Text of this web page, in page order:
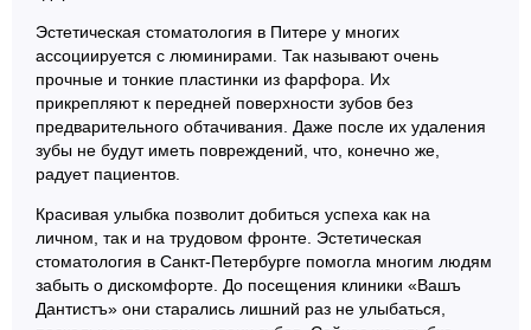
Эстетическая стоматология в Питере у многих
ассоциируется с люминирами. Так называют очень
прочные и тонкие пластинки из фарфора. Их
прикрепляют к передней поверхности зубов без
предварительного обтачивания. Даже после их удаления
зубы не будут иметь повреждений, что, конечно же,
радует пациентов.
Красивая улыбка позволит добиться успеха как на
личном, так и на трудовом фронте. Эстетическая
стоматология в Санкт-Петербурге помогла многим людям
забыть о дискомфорте. До посещения клиники «Вашъ
Дантистъ» они старались лишний раз не улыбаться,